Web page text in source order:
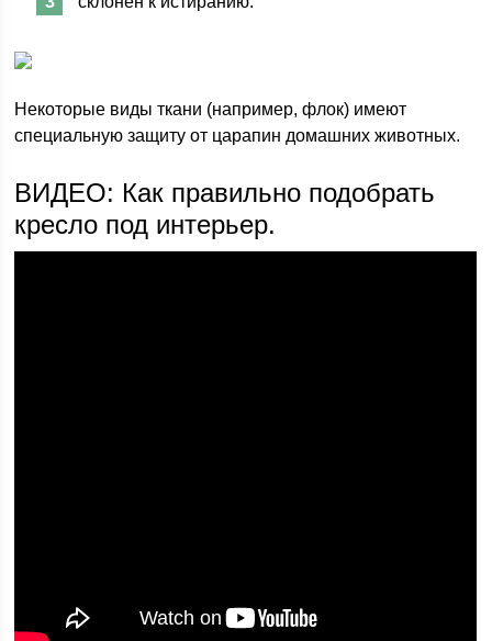
Некоторые виды ткани (например, флок) имеют
специальную защиту от царапин домашних животных.
ВИДЕО: Как правильно подобрать
кресло под интерьер.